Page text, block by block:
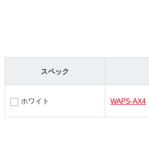
スペック
ホワイト WAPS-AX4